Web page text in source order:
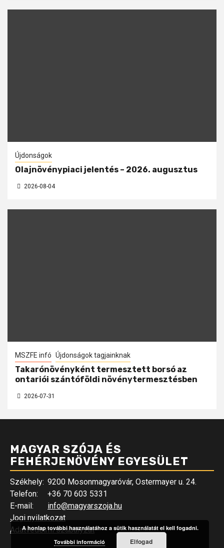
Újdonságok
Olajnövénypiaci jelentés – 2026. augusztus
2026-08-04
MSZFE infó Újdonságok tagjainknak
Takarónövényként termesztett borsó az
ontariói szántóföldi növénytermesztésben
2026-07-31
MAGYAR SZÓJA ÉS
FEHÉRJENÖVÉNY EGYESÜLET
Székhely: 9200 Mosonmagyaróvár, Ostermayer u. 24.
Telefon:
+36 70 603 5331
E-mail:
info@magyarszoja.hu
Jogi nyilatkozat
Adatvédelmi szabályzat
A honlap további használatához a sütik használatát el kell fogadni.
További információ
Elfogad